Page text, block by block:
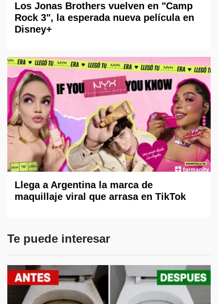
Los Jonas Brothers vuelven en "Camp
Rock 3", la esperada nueva película en
Disney+
Llega a Argentina la marca de
maquillaje viral que arrasa en TikTok
Te puede interesar